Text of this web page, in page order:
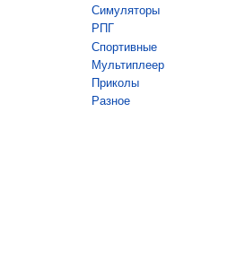
Симуляторы
РПГ
Спортивные
Мультиплеер
Приколы
Разное